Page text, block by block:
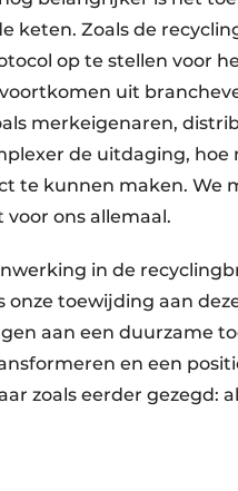
keten. Zoals de
op te stellen voor
uit
merkeigenaren,
de uitdaging,
te kunnen maken. We
ons allemaal.
in de
onze toewijding aan
aan een duurzame
en een
zoals eerder gezegd: